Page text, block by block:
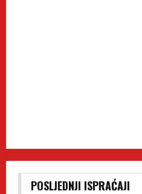
POSLJEDNJI ISPRAĆAJI